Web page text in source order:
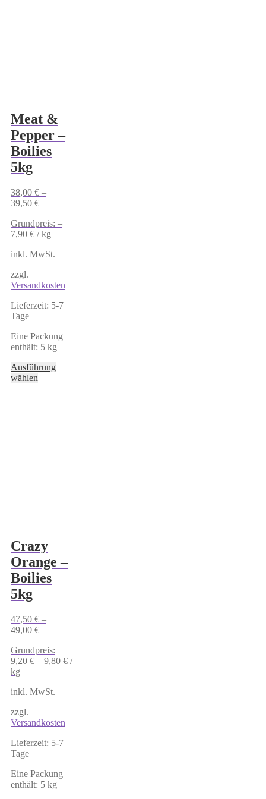
Meat &
Pepper –
Boilies
5kg
38,00 € –
39,50 €
Grundpreis: –
7,90 € /kg
inkl. MwSt.
zzgl.
Versandkosten
Lieferzeit: 5-7
Tage
Eine Packung
enthält: 5 kg
Ausführung
wählen
Crazy
Orange –
Boilies
5kg
47,50 € –
49,00 €
Grundpreis:
9,20 € – 9,80 € /
kg
inkl. MwSt.
zzgl.
Versandkosten
Lieferzeit: 5-7
Tage
Eine Packung
enthält: 5 kg